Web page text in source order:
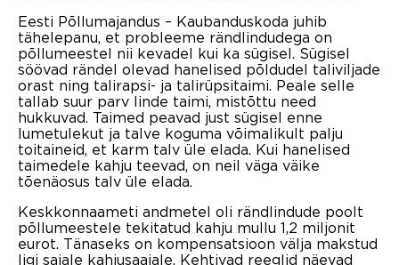
Eesti Põllumajandus – Kaubanduskoda juhib
tähelepanu, et probleeme rändlindudega on
põllumeestel nii kevadel kui ka sügisel. Sügisel
söövad rändel olevad hanelised põldudel taliviljade
orast ning talirapsi- ja talirüpsitaimi. Peale selle
tallab suur parv linde taimi, mistõttu need
hukkuvad. Taimed peavad just sügisel enne
lumetulekut ja talve koguma võimalikult palju
toitaineid, et karm talv üle elada. Kui hanelised
taimedele kahju teevad, on neil väga väike
tõenäosus talv üle elada.
Keskkonnaameti andmetel oli rändlindude poolt
põllumeestele tekitatud kahju mullu 1,2 miljonit
eurot. Tänaseks on kompensatsioon välja makstud
ligi sajale kahjusaajale. Kehtivad reeglid näevad